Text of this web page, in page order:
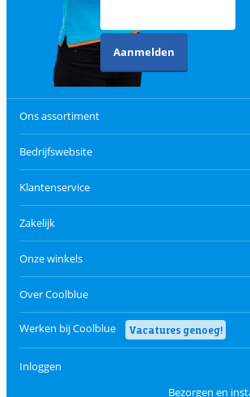
Aanmelden
Ons assortiment
Bedrijfswebsite
Klantenservice
Zakelijk
Onze winkels
Over Coolblue
Werken bij Coolblue Vacatures genoeg!
Inloggen
Bezorgen en